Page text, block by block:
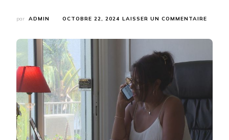
par ADMIN OCTOBRE 22, 2024 LAISSER UN COMMENTAIRE
POUR
LES